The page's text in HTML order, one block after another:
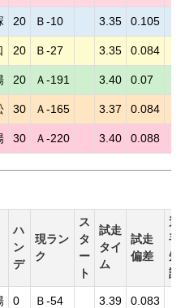
20 Ｂ-10 3.35 0.105
20 Ｂ-27 3.35 0.084
20 Ａ-191 3.40 0.07
30 Ａ-165 3.37 0.084
30 Ａ-220 3.40 0.088
ハ
ン
デ
現ラン
ク
ス
タ
ー
ト
試走
タイ
ム
試走
偏差
選
手
短
評
0 Ｂ-54 3.39 0.083